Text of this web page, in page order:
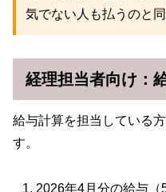
気でない人も払うのと同
経理担当者向け：
給与計算を担当している
す。
2026年4月分の給与